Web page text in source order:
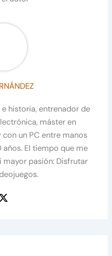
historia, entrenador de
máster en
un PC entre manos
El tiempo que me
pasión: Disfrutar